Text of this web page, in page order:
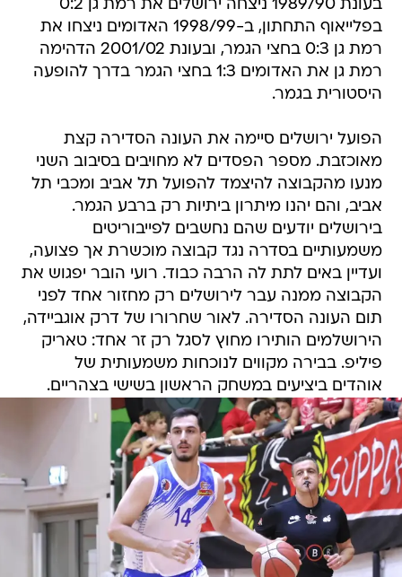
בעונת 1989/90 ניצחה ירושלים את רמת גן 0:2
בפלייאוף התחתון, ב-1998/99 האדומים ניצחו את
רמת גן 0:3 בחצי הגמר, ובעונת 2001/02 הדהימה
רמת גן את האדומים 1:3 בחצי הגמר בדרך להופעה
היסטורית בגמר.
הפועל ירושלים סיימה את העונה הסדירה קצת
מאוכזבת. מספר הפסדים לא מחויבים בסיבוב השני
מנעו מהקבוצה להיצמד להפועל תל אביב ומכבי תל
אביב, והם יהנו מיתרון ביתיות רק ברבע הגמר.
בירושלים יודעים שהם נחשבים לפייבוריטים
משמעותיים בסדרה נגד קבוצה מוכשרת אך פצועה,
ועדיין באים לתת לה הרבה כבוד. רועי הובר יפגוש את
הקבוצה ממנה עבר לירושלים רק מחזור אחד לפני
תום העונה הסדירה. לאור שחרורו של דרק אוגביידה,
הירושלמים הותירו מחוץ לסגל רק זר אחד: טאריק
פיליפ. בבירה מקווים לנוכחות משמעותית של
אוהדים ביציעים במשחק הראשון בשישי בצהריים.